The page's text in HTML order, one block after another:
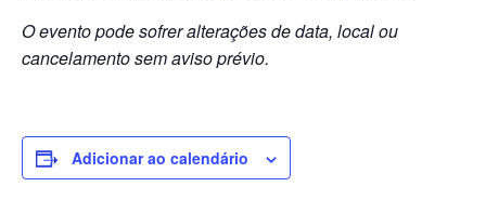
O evento pode sofrer alterações de data, local ou
cancelamento sem aviso prévio.
Adicionar ao calendário